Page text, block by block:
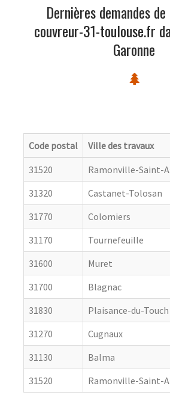
Dernières demandes
couvreur-31-toulouse.fr
Garonne
Code postal Ville des travaux
31520
Ramonville-Saint-
31320
Castanet-Tolosan
31770
Colomiers
31170
Tournefeuille
31600
Muret
31700
Blagnac
31830
Plaisance-du-Touch
31270
Cugnaux
31130
Balma
31520
Ramonville-Saint-